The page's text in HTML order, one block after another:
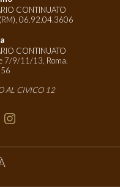
CONTINUATO
06.92.04.3606
CONTINUATO
7/9/11/13, Roma.
AL CIVICO 12